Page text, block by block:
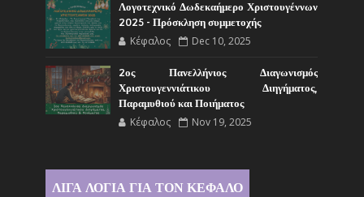
Λογοτεχνικό Δωδεκαήμερο Χριστουγέννων
2025 - Πρόσκληση συμμετοχής
Κέφαλος Dec 10, 2025
2ος Πανελλήνιος Διαγωνισμός
Χριστουγεννιάτικου Διηγήματος,
Παραμυθιού και Ποιήματος
Κέφαλος Nov 19, 2025
ΛΙΓΑ ΛΟΓΙΑ ΓΙΑ ΤΟΝ ΚΕΦΑΛΟ